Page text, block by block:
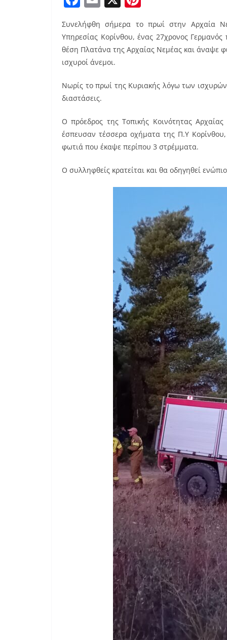
a
c
e
b
o
o
k
m
ai
l
er
e
Συνελήφθη σήμερα το πρωί στην Αρχαία
Υπηρεσίας Κορίνθου, ένας 27χρονος
θέση Πλατάνα της Αρχαίας Νεμέας και άναψε
ισχυροί άνεμοι.
Νωρίς το πρωί της Κυριακής λόγω των
διαστάσεις.
Ο πρόεδρος της Τοπικής Κοινότητας
έσπευσαν τέσσερα οχήματα της Π.Υ
φωτιά που έκαψε περίπου 3 στρέμματα.
Ο συλληφθείς κρατείται και θα οδηγηθεί